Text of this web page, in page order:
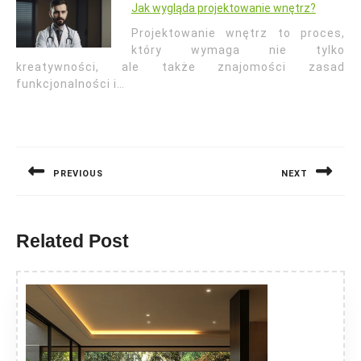
Jak wygląda projektowanie wnętrz?
Projektowanie wnętrz to proces,
który wymaga nie tylko
kreatywności, ale także znajomości zasad
funkcjonalności i…
PREVIOUS NEXT
Related Post